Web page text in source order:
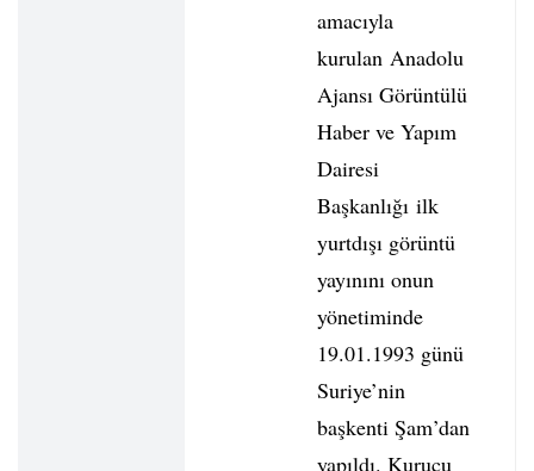
amacıyla
kurulan Anadolu
Ajansı Görüntülü
Haber ve Yapım
Dairesi
Başkanlığı ilk
yurtdışı görüntü
yayınını onun
yönetiminde
19.01.1993 günü
Suriye’nin
başkenti Şam’dan
yapıldı. Kurucu